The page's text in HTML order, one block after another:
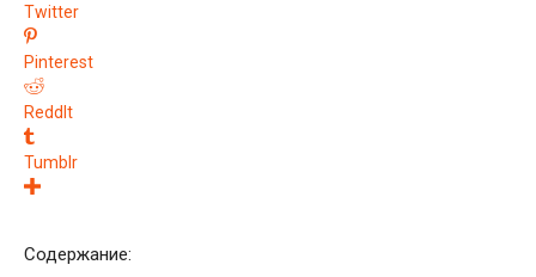
Twitter
Pinterest
ReddIt
Tumblr
Содержание: